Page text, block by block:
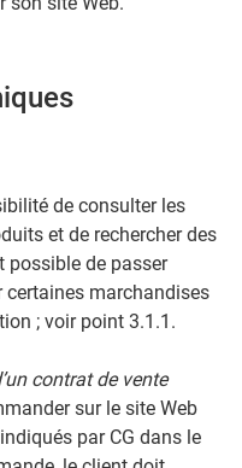
de consulter les
et de rechercher des
possible de passer
marchandises
; voir point 3.1.1.
contrat de vente
sur le site Web
par CG dans le